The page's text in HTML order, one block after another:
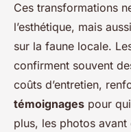
Ces transformations
l’esthétique, mais
sur la faune locale.
confirment souvent
coûts d’entretien,
témoignages pour
plus, les photos